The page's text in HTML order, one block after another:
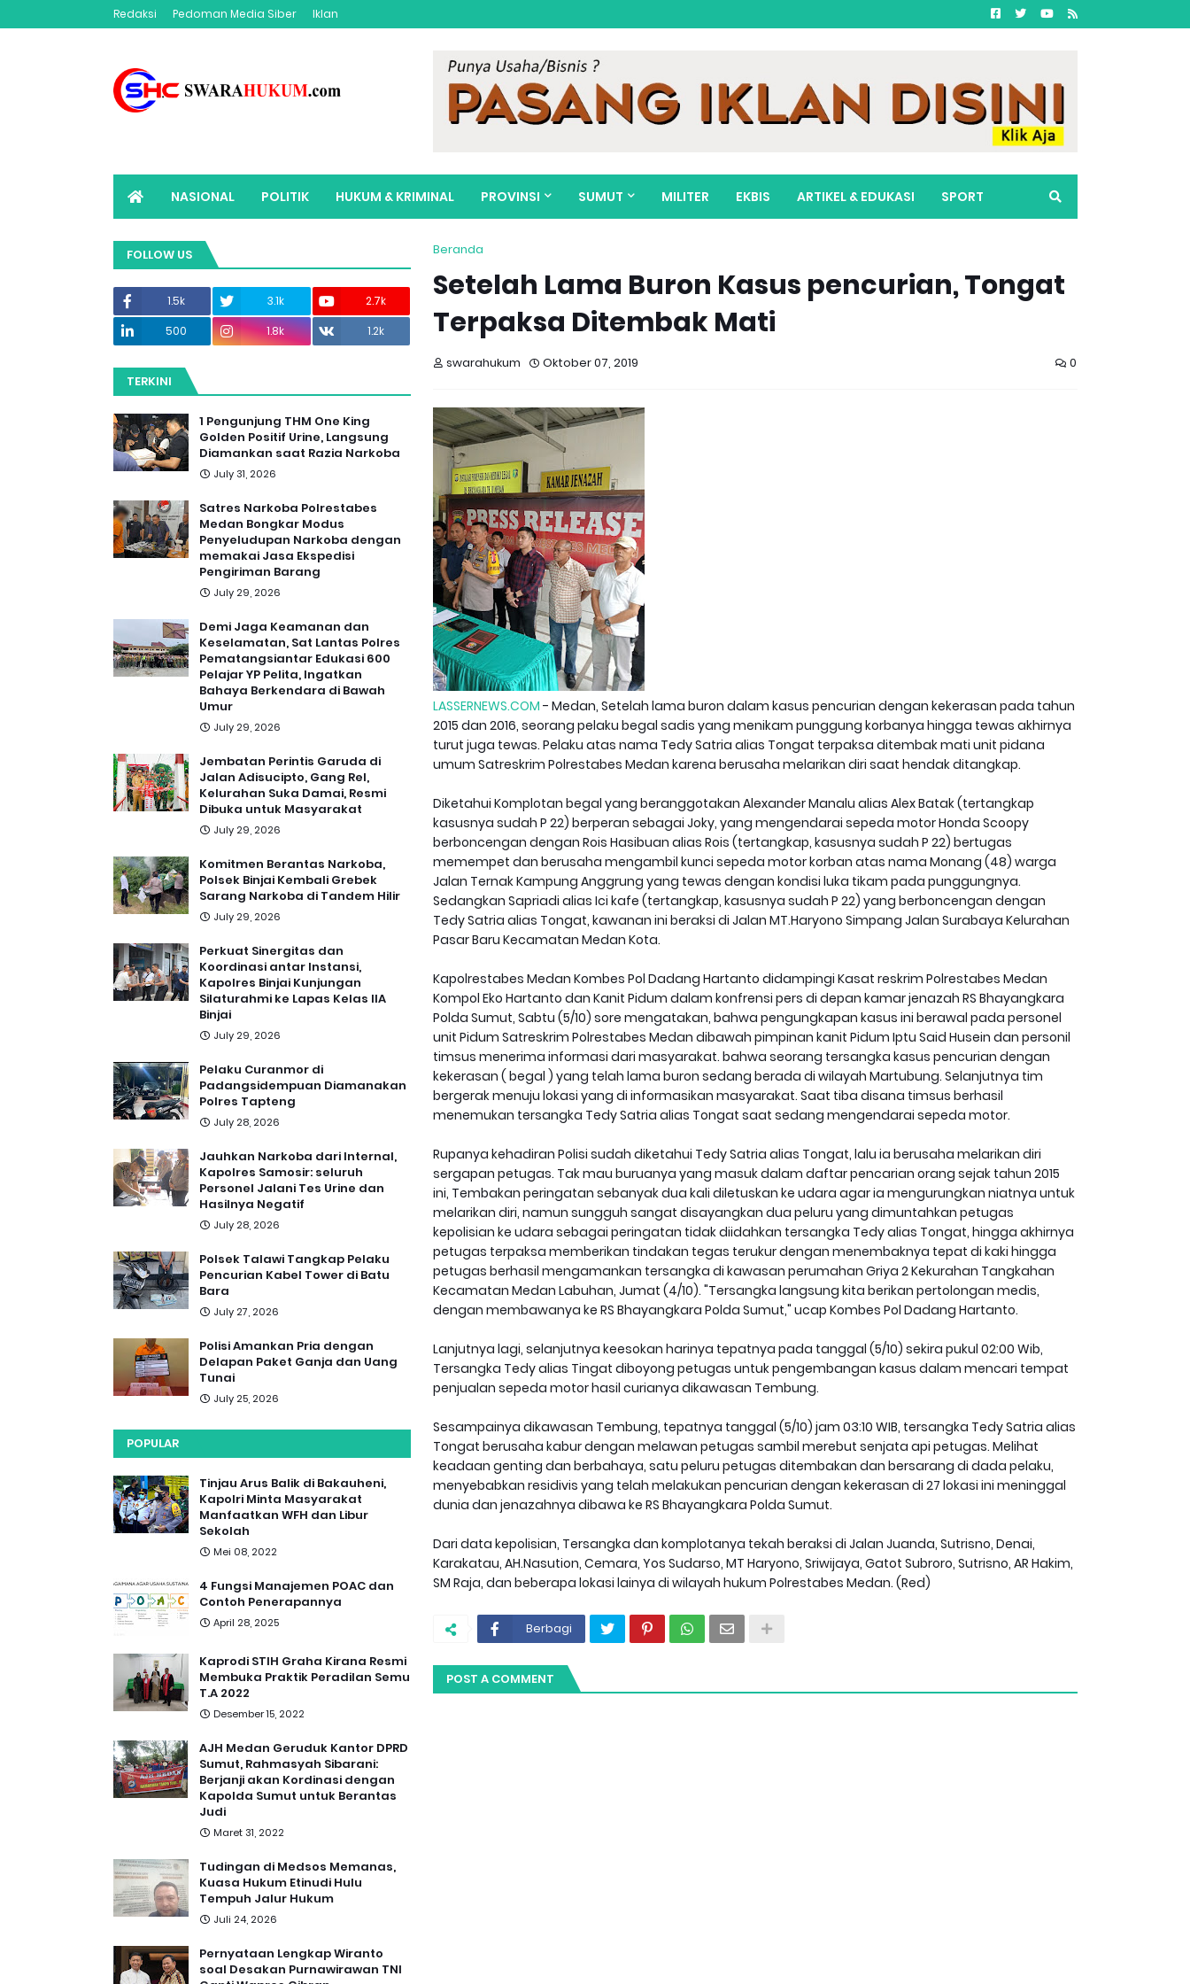
Redaksi Pedoman Media Siber Iklan
NASIONAL POLITIK HUKUM & KRIMINAL PROVINSI SUMUT MILITER EKBIS ARTIKEL & EDUKASI SPORT
ADVERTORIAL Beranda
Setelah Lama Buron Kasus pencurian, Tongat
Terpaksa Ditembak Mati
swarahukum Oktober 07, 2019 0
LASSERNEWS.COM - Medan, Setelah lama buron dalam kasus pencurian dengan kekerasan pada tahun
2015 dan 2016, seorang pelaku begal sadis yang menikam punggung korbanya hingga tewas akhirnya
turut juga tewas. Pelaku atas nama Tedy Satria alias Tongat terpaksa ditembak mati unit pidana
umum Satreskrim Polrestabes Medan karena berusaha melarikan diri saat hendak ditangkap.
Diketahui Komplotan begal yang beranggotakan Alexander Manalu alias Alex Batak (tertangkap
kasusnya sudah P 22) berperan sebagai Joky, yang mengendarai sepeda motor Honda Scoopy
berboncengan dengan Rois Hasibuan alias Rois (tertangkap, kasusnya sudah P 22) bertugas
memempet dan berusaha mengambil kunci sepeda motor korban atas nama Monang (48) warga
Jalan Ternak Kampung Anggrung yang tewas dengan kondisi luka tikam pada punggungnya.
Sedangkan Sapriadi alias Ici kafe (tertangkap, kasusnya sudah P 22) yang berboncengan dengan
Tedy Satria alias Tongat, kawanan ini beraksi di Jalan MT.Haryono Simpang Jalan Surabaya Kelurahan
Pasar Baru Kecamatan Medan Kota.
Kapolrestabes Medan Kombes Pol Dadang Hartanto didampingi Kasat reskrim Polrestabes Medan
Kompol Eko Hartanto dan Kanit Pidum dalam konfrensi pers di depan kamar jenazah RS Bhayangkara
Polda Sumut, Sabtu (5/10) sore mengatakan, bahwa pengungkapan kasus ini berawal pada personel
unit Pidum Satreskrim Polrestabes Medan dibawah pimpinan kanit Pidum Iptu Said Husein dan personil
timsus menerima informasi dari masyarakat. bahwa seorang tersangka kasus pencurian dengan
kekerasan ( begal ) yang telah lama buron sedang berada di wilayah Martubung. Selanjutnya tim
bergerak menuju lokasi yang di informasikan masyarakat. Saat tiba disana timsus berhasil
menemukan tersangka Tedy Satria alias Tongat saat sedang mengendarai sepeda motor.
Rupanya kehadiran Polisi sudah diketahui Tedy Satria alias Tongat, lalu ia berusaha melarikan diri
sergapan petugas. Tak mau buruanya yang masuk dalam daftar pencarian orang sejak tahun 2015
ini, Tembakan peringatan sebanyak dua kali diletuskan ke udara agar ia mengurungkan niatnya untuk
melarikan diri, namun sungguh sangat disayangkan dua peluru yang dimuntahkan petugas
kepolisian ke udara sebagai peringatan tidak diidahkan tersangka Tedy alias Tongat, hingga akhirnya
petugas terpaksa memberikan tindakan tegas terukur dengan menembaknya tepat di kaki hingga
petugas berhasil mengamankan tersangka di kawasan perumahan Griya 2 Kekurahan Tangkahan
Kecamatan Medan Labuhan, Jumat (4/10). "Tersangka langsung kita berikan pertolongan medis,
dengan membawanya ke RS Bhayangkara Polda Sumut," ucap Kombes Pol Dadang Hartanto.
Lanjutnya lagi, selanjutnya keesokan harinya tepatnya pada tanggal (5/10) sekira pukul 02:00 Wib,
Tersangka Tedy alias Tingat diboyong petugas untuk pengembangan kasus dalam mencari tempat
penjualan sepeda motor hasil curianya dikawasan Tembung.
Sesampainya dikawasan Tembung, tepatnya tanggal (5/10) jam 03:10 WIB, tersangka Tedy Satria alias
Tongat berusaha kabur dengan melawan petugas sambil merebut senjata api petugas. Melihat
keadaan genting dan berbahaya, satu peluru petugas ditembakan dan bersarang di dada pelaku,
menyebabkan residivis yang telah melakukan pencurian dengan kekerasan di 27 lokasi ini meninggal
dunia dan jenazahnya dibawa ke RS Bhayangkara Polda Sumut.
Dari data kepolisian, Tersangka dan komplotanya tekah beraksi di Jalan Juanda, Sutrisno, Denai,
Karakatau, AH.Nasution, Cemara, Yos Sudarso, MT Haryono, Sriwijaya, Gatot Subroro, Sutrisno, AR Hakim,
SM Raja, dan beberapa lokasi lainya di wilayah hukum Polrestabes Medan. (Red)
Berbagi
POST A COMMENT
FOLLOW US
1.5k 3.1k
2.7k
500
1.8k 1.2k
TERKINI
1 Pengunjung THM One King
Golden Positif Urine, Langsung
Diamankan saat Razia Narkoba
July 31, 2026
Satres Narkoba Polrestabes
Medan Bongkar Modus
Penyeludupan Narkoba dengan
memakai Jasa Ekspedisi
Pengiriman Barang
July 29, 2026
Demi Jaga Keamanan dan
Keselamatan, Sat Lantas Polres
Pematangsiantar Edukasi 600
Pelajar YP Pelita, Ingatkan
Bahaya Berkendara di Bawah
Umur
July 29, 2026
Jembatan Perintis Garuda di
Jalan Adisucipto, Gang Rel,
Kelurahan Suka Damai, Resmi
Dibuka untuk Masyarakat
July 29, 2026
Komitmen Berantas Narkoba,
Polsek Binjai Kembali Grebek
Sarang Narkoba di Tandem Hilir
July 29, 2026
Perkuat Sinergitas dan
Koordinasi antar Instansi,
Kapolres Binjai Kunjungan
Silaturahmi ke Lapas Kelas IIA
Binjai
July 29, 2026
Pelaku Curanmor di
Padangsidempuan Diamanakan
Polres Tapteng
July 28, 2026
Jauhkan Narkoba dari Internal,
Kapolres Samosir: seluruh
Personel Jalani Tes Urine dan
Hasilnya Negatif
July 28, 2026
Polsek Talawi Tangkap Pelaku
Pencurian Kabel Tower di Batu
Bara
July 27, 2026
Polisi Amankan Pria dengan
Delapan Paket Ganja dan Uang
Tunai
July 25, 2026
POPULAR
Tinjau Arus Balik di Bakauheni,
Kapolri Minta Masyarakat
Manfaatkan WFH dan Libur
Sekolah
Mei 08, 2022
4 Fungsi Manajemen POAC dan
Contoh Penerapannya
April 28, 2025
Kaprodi STIH Graha Kirana Resmi
Membuka Praktik Peradilan Semu
T.A 2022
Desember 15, 2022
AJH Medan Geruduk Kantor DPRD
Sumut, Rahmasyah Sibarani:
Berjanji akan Kordinasi dengan
Kapolda Sumut untuk Berantas
Judi
Maret 31, 2022
Tudingan di Medsos Memanas,
Kuasa Hukum Etinudi Hulu
Tempuh Jalur Hukum
Juli 24, 2026
Pernyataan Lengkap Wiranto
soal Desakan Purnawirawan TNI